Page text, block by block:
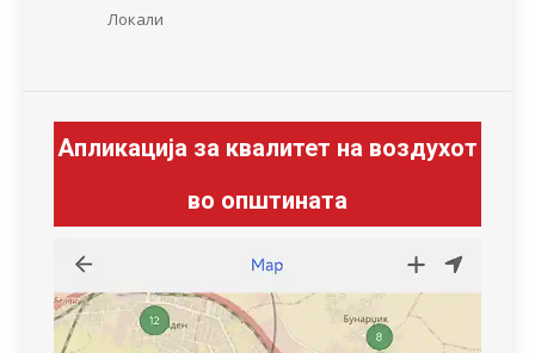
Локали
Апликација за квалитет на воздухот
во општината